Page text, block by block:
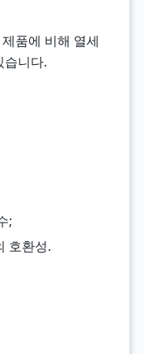
품에 비해 열세
습니다.
;
호환성.